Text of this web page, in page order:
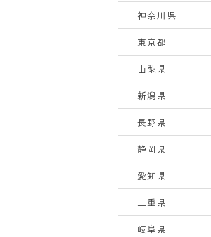
神奈川県
東京都
山梨県
新潟県
長野県
静岡県
愛知県
三重県
岐阜県